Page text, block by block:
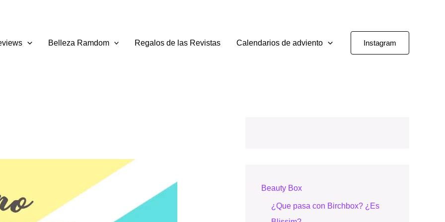
Belleza Ramdom Regalos de las Revistas Calendarios de adviento Instagram
Beauty Box
¿Que pasa con Birchbox? ¿Es